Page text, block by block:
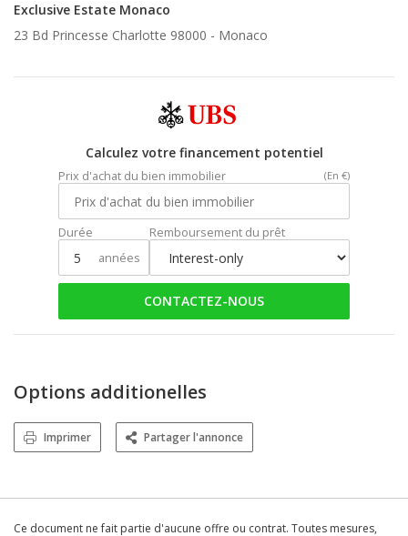
Exclusive Estate Monaco
23 Bd Princesse Charlotte 98000 - Monaco
Calculez votre financement potentiel
Prix d'achat du bien immobilier (En €)
Durée
années
Remboursement du prêt
CONTACTEZ-NOUS
Options additionelles
Imprimer Partager l'annonce
Ce document ne fait partie d'aucune offre ou contrat. Toutes mesures,